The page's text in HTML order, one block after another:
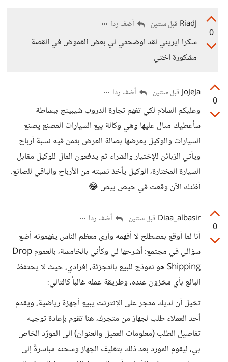
0
RiadJ قبل سنتين أضف ردا
شكرا ايريني لقد اوضحتي لي بعض الغموض في القصة
مشكورة اختي
0
JoJeJa قبل سنتين أضف ردا
وعليكم السلام لكي تفهم تجارة الدروب شيبينج ببساطة
سأعطيك مثال عليها وهي وكالة بيع السيارات المصنع يصنع
السيارات والوكيل يعرضها بصالة العرض بثمن فيه نسبة أرباح
ويأتي الزبائن للإختيار والشراء ثم يدفعون المال للوكيل مقابل
السيارة المختارة، الوكيل يأخذ نسبته من الأرباح والباقي للصانع.
أظنك الآن وقعت في حيص بيص 😂
0
Diaa_albasir قبل سنتين أضف ردا
أنا لما أوقع بمصطلح لا أفهمه وأرى معظم الناس يفهمونه أضع
سؤالي في مجتمع: أشرحها لي وكأني بالخامسة، بالعموم Drop
Shipping هو نموذج للبيع بالتجزئة، إفرادي، حيث لا يحتفظ
البائع بأي مخزون عنده، وطريقة عمله غالباً كالتالي:
تخيل أن لديك متجر على الإنترنت يبيع أجهزة رياضية، ويقدم
أحد العملاء طلب لجهاز من متجرك، هنا تقوم بإعادة توجيه
تفاصيل الطلب (معلومات العميل والعنوان) إلى المورّد الخاص
بي، ليقوم المورد بعد ذلك بتغليف الجهاز وشحنه مباشرةً إلى